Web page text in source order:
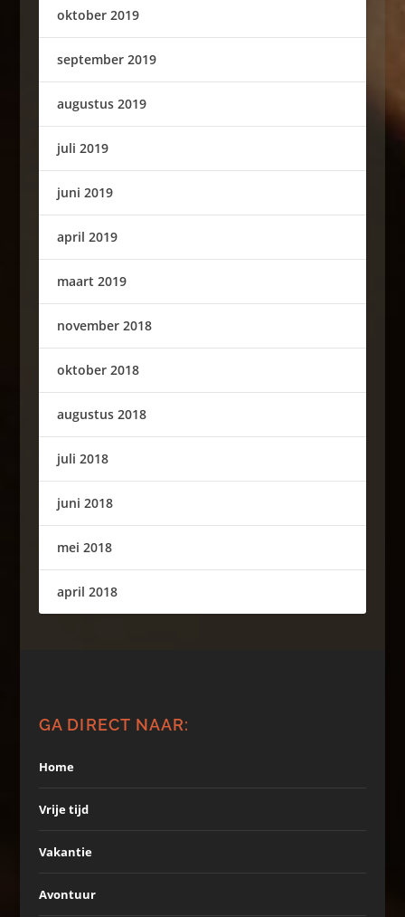
oktober 2019
september 2019
augustus 2019
juli 2019
juni 2019
april 2019
maart 2019
november 2018
oktober 2018
augustus 2018
juli 2018
juni 2018
mei 2018
april 2018
GA DIRECT NAAR:
Home
Vrije tijd
Vakantie
Avontuur